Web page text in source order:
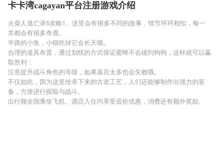
卡卡湾cagayan平台注册游戏介绍
火柴人逃亡录5攻略1、这里会有很多不同的故事，情节环环相扣，每一
关都会有很多奇遇。
半路的小鱼，小猫吃掉它会长天哦。
合理的道具布置，通过划线的方式保证蜜蜂不会碰到狗狗，这样就可以赢
取胜利；
注意提升战斗角色的等级，如果落后太多也会失败哦。
不仅如此，因为这里传承下来的古老工艺，人们还能够制作出强力的装
备，方便进行探险与战斗。
出行顺全国乘坐飞机、酒店入住均享受底价优惠，消费还有额外奖励。